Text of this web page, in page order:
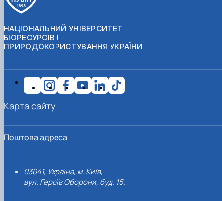
НАЦІОНАЛЬНИЙ УНІВЕРСИТЕТ
БІОРЕСУРСІВ І
ПРИРОДОКОРИСТУВАННЯ УКРАЇНИ
Поштова адреса
03041, Україна, м. Київ,
вул. Героїв Оборони, буд. 15.
Карта сайту